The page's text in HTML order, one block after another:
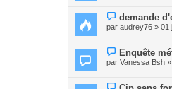
demande
par audrey76 » 01
Enquête
par Vanessa Bsh